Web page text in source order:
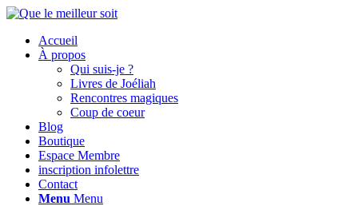
Accueil
À propos
Qui suis-je ?
Livres de Joéliah
Rencontres magiques
Coup de coeur
Blog
Boutique
Espace Membre
inscription infolettre
Contact
Menu Menu